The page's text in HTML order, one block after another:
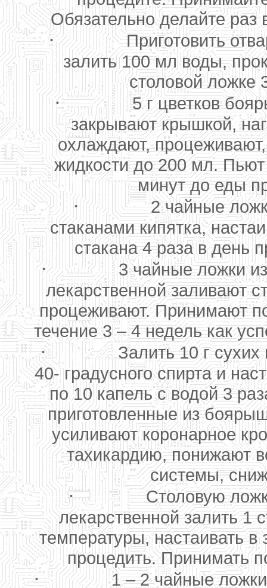
Обязательно делайте
·
Приготовить
залить 100 мл воды,
столовой ложке
·
5 г цветков
закрывают крышкой,
охлаждают,
жидкости до 200 мл. Пьют
минут до еды
·
2 чайные
стаканами кипятка,
стакана 4 раза в день
·
3 чайные ложки
лекарственной заливают
процеживают. Принимают
течение 3 – 4 недель как
·
Залить 10 г
40- градусного спирта и
по 10 капель с водой 3
приготовленные из
усиливают коронарное
тахикардию, понижают
системы,
·
Столовую
лекарственной залить 1
температуры, настаивать в
процедить. Принимать
·
1 – 2 чайные